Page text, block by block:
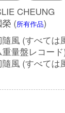
CHEUNG
(所有作品)
隨風 (すべては
重量盤レコー
隨風 (すべては